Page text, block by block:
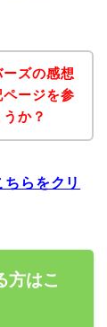
ズの感想
ージを参
か？
らをクリ
方はこ